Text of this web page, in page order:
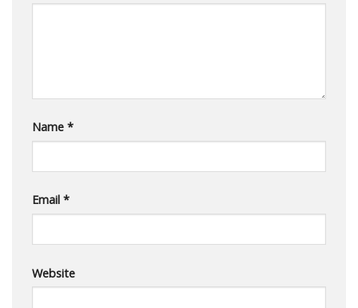
Name *
Email *
Website